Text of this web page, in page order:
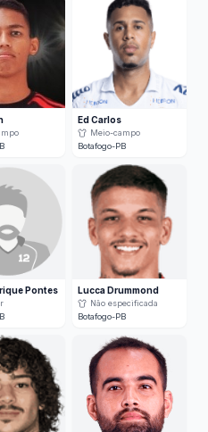
Ed Carlos
Meio-campo
Botafogo-PB
Pontes Lucca Drummond
Não especificada
Botafogo-PB